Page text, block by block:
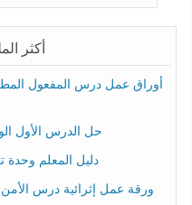
أكثر
أوراق عمل درس المفعول
حل الدرس الأول
دليل المعلم وحدة
ورقة عمل إثرائية درس